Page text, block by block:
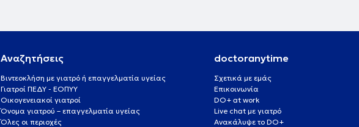
Αναζητήσεις
Βιντεοκλήση με γιατρό ή επαγγελματία υγείας
Γιατροί ΠΕΔΥ - ΕΟΠΥΥ
Οικογενειακοί γιατροί
Όνομα γιατρού – επαγγελματία υγείας
Όλες οι περιοχές
doctoranytime
Σχετικά με εμάς
Επικοινωνία
DO+ at work
Live chat με γιατρό
Ανακάλυψε το DO+